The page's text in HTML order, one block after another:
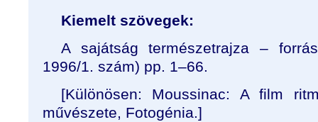
Kiemelt szövegek:
A sajátság természetrajza –
1996/1. szám) pp. 1–66.
[Különösen: Moussinac: A film
művészete, Fotogénia.]